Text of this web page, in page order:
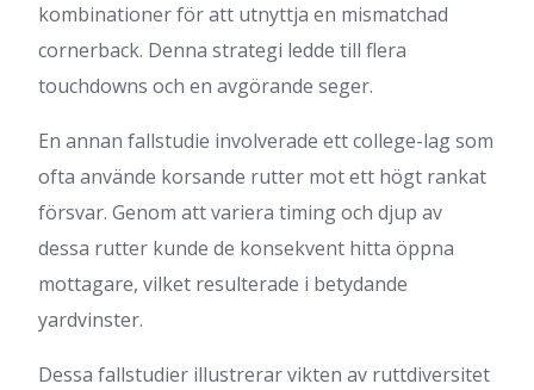
kombinationer för att utnyttja en mismatchad
cornerback. Denna strategi ledde till flera
touchdowns och en avgörande seger.
En annan fallstudie involverade ett college-lag som
ofta använde korsande rutter mot ett högt rankat
försvar. Genom att variera timing och djup av
dessa rutter kunde de konsekvent hitta öppna
mottagare, vilket resulterade i betydande
yardvinster.
Dessa fallstudier illustrerar vikten av ruttdiversitet